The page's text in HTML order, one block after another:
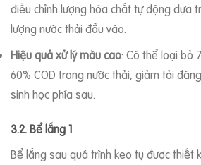
điều chỉnh lượng hóa chất tự động dựa
lượng nước thải đầu vào.
Hiệu quả xử lý màu cao: Có thể loại bỏ
60% COD trong nước thải, giảm tải
sinh học phía sau.
3.2. Bể lắng 1
Bể lắng sau quá trình keo tụ được thiết